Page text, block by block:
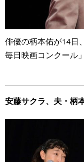
俳優の柄本佑が14日
毎日映画コンクール
安藤サクラ、夫・柄